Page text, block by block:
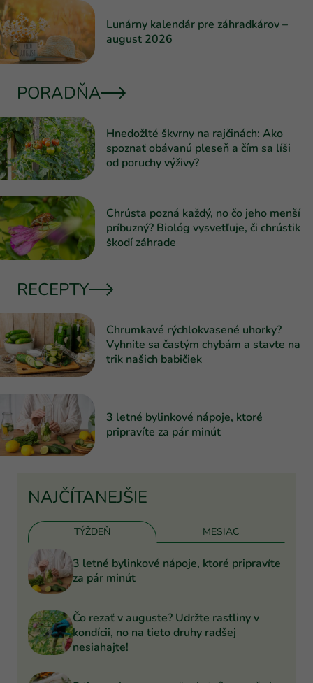
Lunárny kalendár pre záhradkárov –
august 2026
PORADŇA
Hnedožlté škvrny na rajčinách: Ako
spoznať obávanú pleseň a čím sa líši
od poruchy výživy?
Chrústa pozná každý, no čo jeho menší
príbuzný? Biológ vysvetľuje, či chrústik
škodí záhrade
RECEPTY
Chrumkavé rýchlokvasené uhorky?
Vyhnite sa častým chybám a stavte na
trik našich babičiek
3 letné bylinkové nápoje, ktoré
pripravíte za pár minút
NAJČÍTANEJŠIE
TÝŽDEŇ MESIAC
3 letné bylinkové nápoje, ktoré pripravíte
za pár minút
Čo rezať v auguste? Udržte rastliny v
kondícii, no na tieto druhy radšej
nesiahajte!